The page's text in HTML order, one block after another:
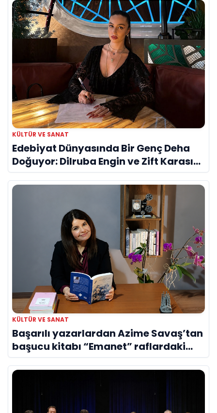
KÜLTÜR VE SANAT
Edebiyat Dünyasında Bir Genç Deha
Doğuyor: Dilruba Engin ve Zift Karası
Evreni ‘AVENOİR’
KÜLTÜR VE SANAT
Başarılı yazarlardan Azime Savaş’tan
başucu kitabı “Emanet” raflardaki
yerini aldı